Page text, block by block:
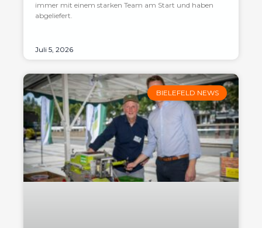
immer mit einem starken Team am Start und haben
abgeliefert.
Juli 5, 2026
BIELEFELD NEWS